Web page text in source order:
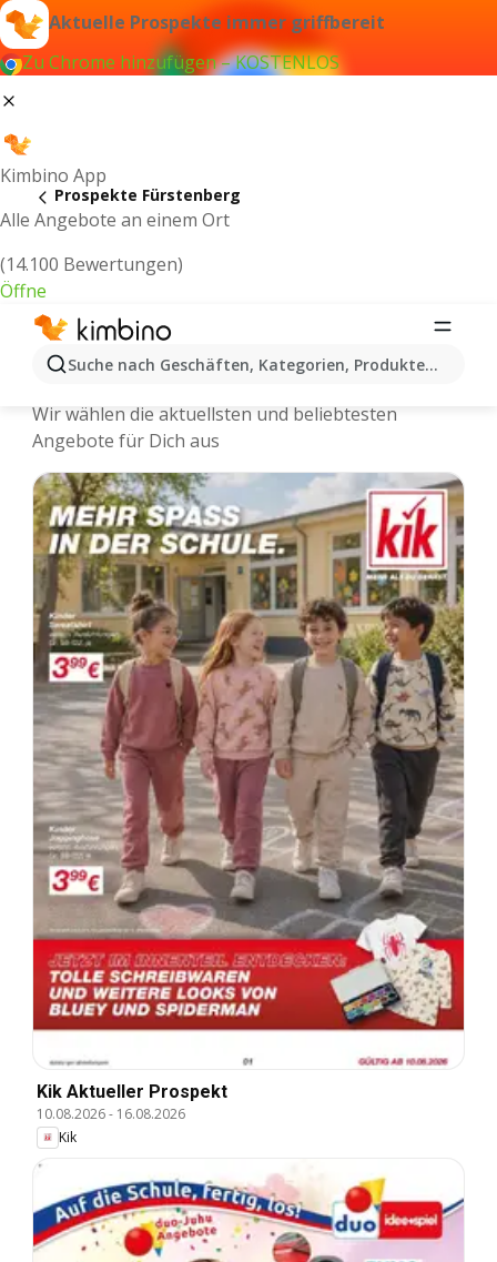
Aktuelle Prospekte immer griffbereit
Zu Chrome hinzufügen – KOSTENLOS
Kimbino App
Alle Angebote an einem Ort
(14.100 Bewertungen)
Öffne
Suche nach Geschäften, Kategorien, Produkten...
Prospekte Fürstenberg
Fürstenberg - Neuste Prospekte und
Wir wählen die aktuellsten und beliebtesten
Angebote für Dich aus
Kik Aktueller Prospekt
10.08.2026- 16.08.2026
Kik